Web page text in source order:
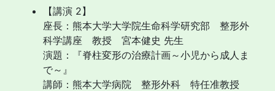
【講演 2】
座長：熊本大学大学院生命科学研究部 整形外
科学講座 教授 宮本健史 先生
演題：『脊柱変形の治療計画～小児から成人ま
で～』
講師：熊本大学病院 整形外科 特任准教授